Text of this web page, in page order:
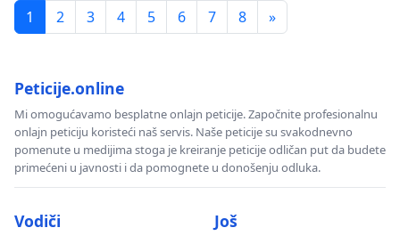
1
2 3 4 5 6 7 8 »
Peticije.online
Mi omogućavamo besplatne onlajn peticije. Započnite profesionalnu
onlajn peticiju koristeći naš servis. Naše peticije su svakodnevno
pomenute u medijima stoga je kreiranje peticije odličan put da budete
primećeni u javnosti i da pomognete u donošenju odluka.
Vodiči Još